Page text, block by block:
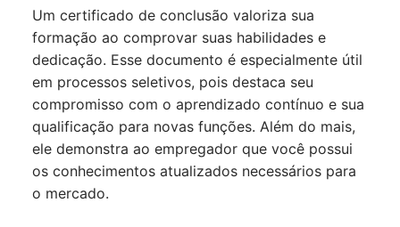
Um certificado de conclusão valoriza sua
formação ao comprovar suas habilidades e
dedicação. Esse documento é especialmente útil
em processos seletivos, pois destaca seu
compromisso com o aprendizado contínuo e sua
qualificação para novas funções. Além do mais,
ele demonstra ao empregador que você possui
os conhecimentos atualizados necessários para
o mercado.